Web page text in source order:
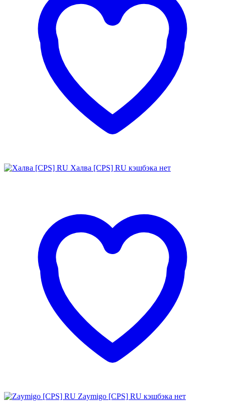
Халва [CPS] RU кэшбэка нет
Zaymigo [CPS] RU кэшбэка нет